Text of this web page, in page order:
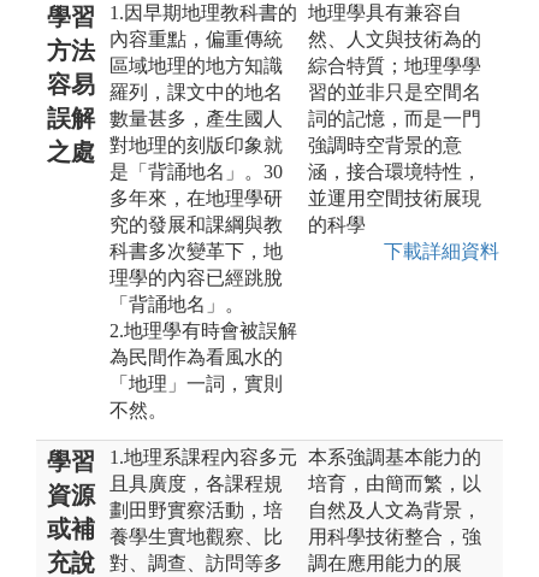
學習
方法
容易
誤解
之處
1.因早期地理教科書的
內容重點，偏重傳統
區域地理的地方知識
羅列，課文中的地名
數量甚多，產生國人
對地理的刻版印象就
是「背誦地名」。30
多年來，在地理學研
究的發展和課綱與教
科書多次變革下，地
理學的內容已經跳脫
「背誦地名」。
2.地理學有時會被誤解
為民間作為看風水的
「地理」一詞，實則
不然。
地理學具有兼容自
然、人文與技術為的
綜合特質；地理學學
習的並非只是空間名
詞的記憶，而是一門
強調時空背景的意
涵，接合環境特性，
並運用空間技術展現
的科學
下載詳細資料
學習
資源
或補
充說
1.地理系課程內容多元
且具廣度，各課程規
劃田野實察活動，培
養學生實地觀察、比
對、調查、訪問等多
本系強調基本能力的
培育，由簡而繁，以
自然及人文為背景，
用科學技術整合，強
調在應用能力的展